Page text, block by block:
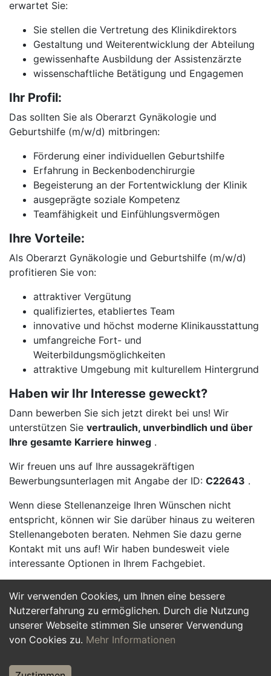
Wir verwenden Cookies, um Ihnen eine bessere
Nutzererfahrung zu ermöglichen. Durch die Nutzung
unserer Webseite stimmen Sie unserer Verwendung
von Cookies zu. Mehr Informationen
erwartet Sie:
Sie stellen die Vertretung des Klinikdirektors
Gestaltung und Weiterentwicklung der Abteilung
gewissenhafte Ausbildung der Assistenzärzte
wissenschaftliche Betätigung und Engagemen
Ihr Profil:
Das sollten Sie als Oberarzt Gynäkologie und
Geburtshilfe (m/w/d) mitbringen:
Förderung einer individuellen Geburtshilfe
Erfahrung in Beckenbodenchirurgie
Begeisterung an der Fortentwicklung der Klinik
ausgeprägte soziale Kompetenz
Teamfähigkeit und Einfühlungsvermögen
Ihre Vorteile:
Als Oberarzt Gynäkologie und Geburtshilfe (m/w/d)
profitieren Sie von:
attraktiver Vergütung
qualifiziertes, etabliertes Team
innovative und höchst moderne Klinikausstattung
umfangreiche Fort- und
Weiterbildungsmöglichkeiten
attraktive Umgebung mit kulturellem Hintergrund
Haben wir Ihr Interesse geweckt?
Dann bewerben Sie sich jetzt direkt bei uns! Wir
unterstützen Sie vertraulich, unverbindlich und über
Ihre gesamte Karriere hinweg .
Wir freuen uns auf Ihre aussagekräftigen
Bewerbungsunterlagen mit Angabe der ID: C22643 .
Wenn diese Stellenanzeige Ihren Wünschen nicht
entspricht, können wir Sie darüber hinaus zu weiteren
Stellenangeboten beraten. Nehmen Sie dazu gerne
Kontakt mit uns auf! Wir haben bundesweit viele
interessante Optionen in Ihrem Fachgebiet.
Jetzt Bewerben